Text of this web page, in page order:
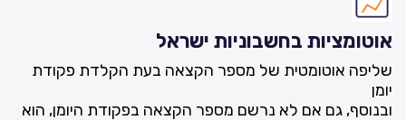
אוטומציות בחשבוניות ישראל
שליפה אוטומטית של מספר הקצאה בעת הקלדת פקודת
יומן
ובנוסף, גם אם לא נרשם מספר הקצאה בפקודת היומן, הוא